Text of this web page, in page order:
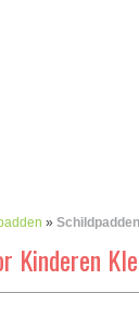
»
Kinderen